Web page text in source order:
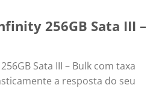
256GB Sata III –
Sata III – Bulk com taxa
a resposta do seu